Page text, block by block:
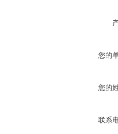
您的
您的
联系